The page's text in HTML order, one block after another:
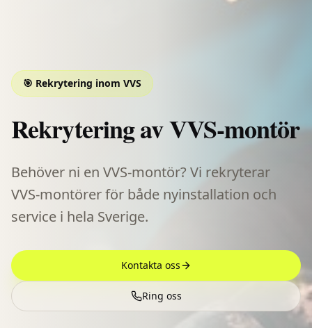
🎯 Rekrytering inom VVS
Rekrytering av VVS-montör
Behöver ni en VVS-montör? Vi rekryterar
VVS-montörer för både nyinstallation och
service i hela Sverige.
Kontakta oss
Ring oss